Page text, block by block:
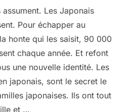
assument. Les Japonais
Pour échapper au
honte qui les saisit, 90 000
chaque année. Et refont
une nouvelle identité. Les
japonais, sont le secret le
japonaises. Ils ont tout
et …